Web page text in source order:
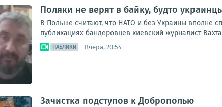
Поляки не верят в байку, будто
В Польше считают, что НАТО и без Украины вполне
публикациях бандеровцев киевский журналист
ПАБЛИКИ Вчера, 20:54
Зачистка подступов к Доброполью